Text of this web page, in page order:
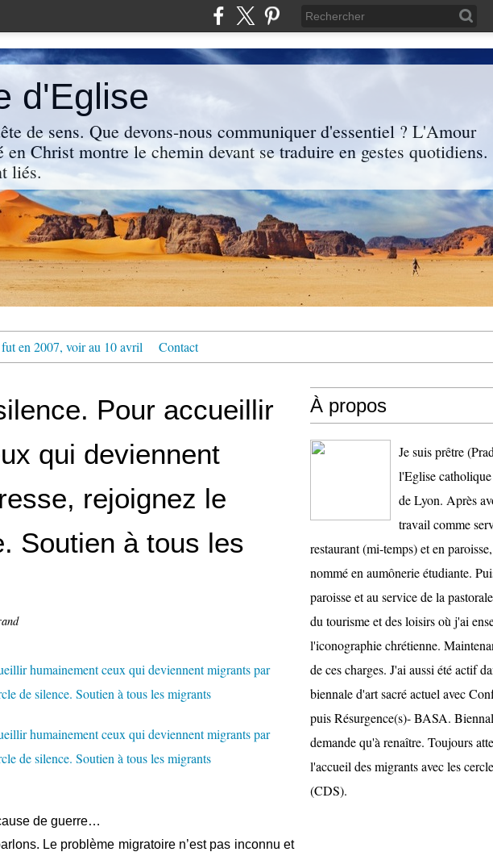
d'Eglise
de sens. Que devons-nous communiquer d'essentiel ? L'Amour
Christ montre le chemin devant se traduire en gestes quotidiens.
liés.
en 2007, voir au 10 avril Contact
Pour accueillir
qui deviennent
rejoignez le
Soutien à tous les
de guerre…
Le problème migratoire n’est pas inconnu et
À propos
Je suis prêtre
l'Eglise
de Lyon. Après
travail comme
restaurant (mi-temps) et en
nommé en aumônerie étudiante.
paroisse et au service de la
du tourisme et des loisirs où j'ai
l'iconographie chrétienne.
de ces charges. J'ai aussi été actif
biennale d'art sacré actuel avec
puis Résurgence(s)- BASA.
demande qu'à renaître. Toujours
l'accueil des migrants avec les
(CDS).